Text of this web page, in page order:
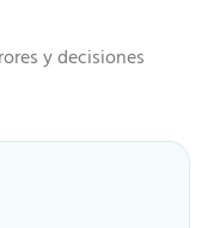
y decisiones